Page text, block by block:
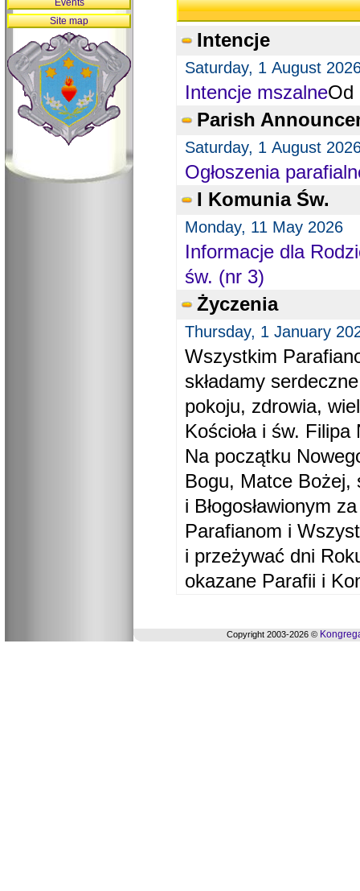
Intencje
Saturday, 1 August
Intencje mszalneOd
Parish
Saturday, 1 August
Ogłoszenia
I Komunia Św.
Monday, 11 May 2026
Informacje dla
św. (nr 3)
Życzenia
Thursday, 1 January
Wszystkim
składamy
pokoju, zdrowia,
Kościoła i św. Filipa
Na początku
Bogu, Matce Bożej,
i Błogosławionym
Parafianom i
i przeżywać dni
okazane Parafii i
Events
Site map
Copyright 2003-2026 ©